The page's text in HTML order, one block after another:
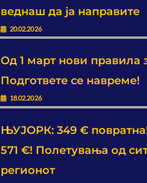
веднаш да ја направите
20.02.2026
Од 1 март нови правила
Подгответе се навреме!
18.02.2026
ЊУЈОРК: 349 €
571 €! Полетувања од
регионот